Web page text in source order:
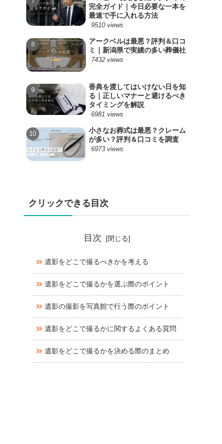
完全ガイド｜今日必要な一本を
最速で手に入れる方法
9510 views
アークベルは最悪？評判＆口コ
ミ｜新潟県で実績の多い葬儀社
7432 views
香典を渡してはいけない日を知
る｜正しいマナーと避けるべき
タイミングを解説
6981 views
小さなお葬式は最悪？クレーム
が多い？評判＆口コミを調査
6973 views
クリックできる目次
目次
遺影をどこで撮るべきかを考える
遺影をどこで撮るかを選ぶ際のポイント
遺影の撮影を写真館で行う際のポイント
遺影をどこで撮るかに関するよくある質問
遺影をどこで撮るかを決める際のまとめ